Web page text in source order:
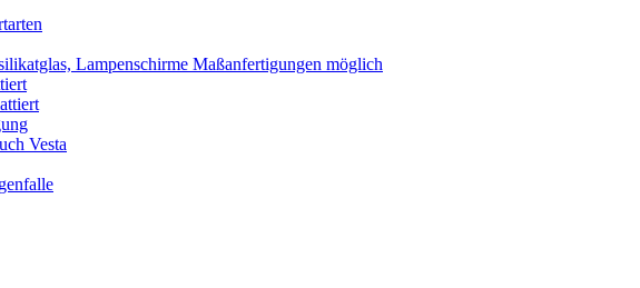
Lampenschirme Maßanfertigungen möglich
Vesta